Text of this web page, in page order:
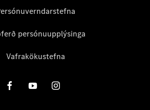
persónuupplýsinga
Vafrakökustefna